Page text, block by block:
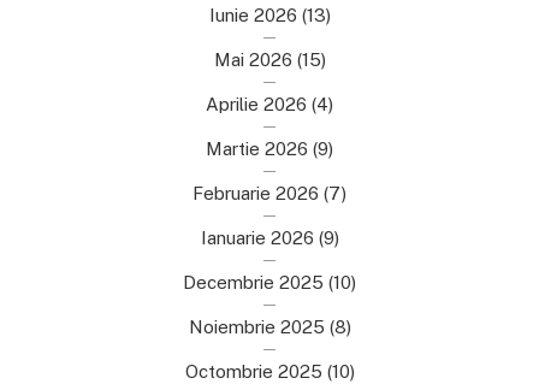
Iunie 2026 (13)
Mai 2026 (15)
Aprilie 2026 (4)
Martie 2026 (9)
Februarie 2026 (7)
Ianuarie 2026 (9)
Decembrie 2025 (10)
Noiembrie 2025 (8)
Octombrie 2025 (10)